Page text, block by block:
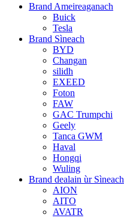
Brand Ameireaganach
Buick
Tesla
Brand Sìneach
BYD
Changan
silidh
EXEED
Foton
FAW
GAC Trumpchi
Geely
Tanca GWM
Haval
Hongqi
Wuling
Brand dealain ùr Sìneach
AION
AITO
AVATR